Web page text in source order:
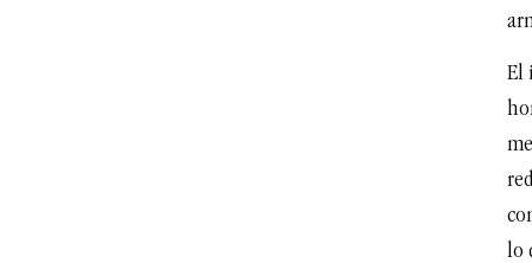
El
lo